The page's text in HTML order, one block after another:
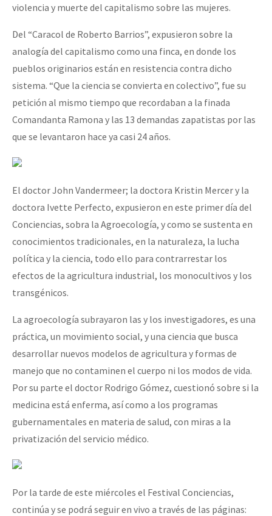
violencia y muerte del capitalismo sobre las mujeres.
Del “Caracol de Roberto Barrios”, expusieron sobre la
analogía del capitalismo como una finca, en donde los
pueblos originarios están en resistencia contra dicho
sistema. “Que la ciencia se convierta en colectivo”, fue su
petición al mismo tiempo que recordaban a la finada
Comandanta Ramona y las 13 demandas zapatistas por las
que se levantaron hace ya casi 24 años.
El doctor John Vandermeer; la doctora Kristin Mercer y la
doctora Ivette Perfecto, expusieron en este primer día del
Conciencias, sobra la Agroecología, y como se sustenta en
conocimientos tradicionales, en la naturaleza, la lucha
política y la ciencia, todo ello para contrarrestar los
efectos de la agricultura industrial, los monocultivos y los
transgénicos.
La agroecología subrayaron las y los investigadores, es una
práctica, un movimiento social, y una ciencia que busca
desarrollar nuevos modelos de agricultura y formas de
manejo que no contaminen el cuerpo ni los modos de vida.
Por su parte el doctor Rodrigo Gómez, cuestionó sobre si la
medicina está enferma, así como a los programas
gubernamentales en materia de salud, con miras a la
privatización del servicio médico.
Por la tarde de este miércoles el Festival Conciencias,
continúa y se podrá seguir en vivo a través de las páginas: